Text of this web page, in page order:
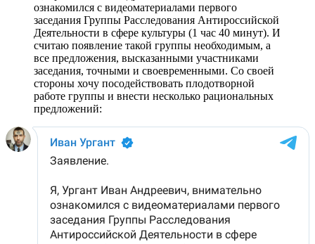
ознакомился с видеоматериалами первого
заседания Группы Расследования Антироссийской
Деятельности в сфере культуры (1 час 40 минут). И
считаю появление такой группы необходимым, а
все предложения, высказанными участниками
заседания, точными и своевременными. Со своей
стороны хочу посодействовать плодотворной
работе группы и внести несколько рациональных
предложений: